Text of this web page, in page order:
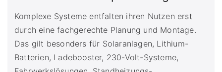
Komplexe Systeme entfalten ihren Nutzen erst
durch eine fachgerechte Planung und Montage.
Das gilt besonders für Solaranlagen, Lithium-
Batterien, Ladebooster, 230-Volt-Systeme,